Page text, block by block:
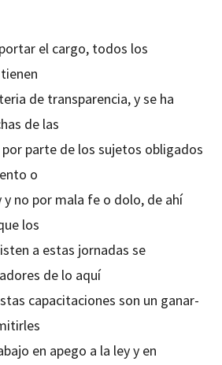
el cargo, todos los
de transparencia, y se ha
de las
parte de los sujetos obligados
o
y no por mala fe o dolo, de ahí
los
a estas jornadas se
de lo aquí
capacitaciones son un ganar-
en apego a la ley y en